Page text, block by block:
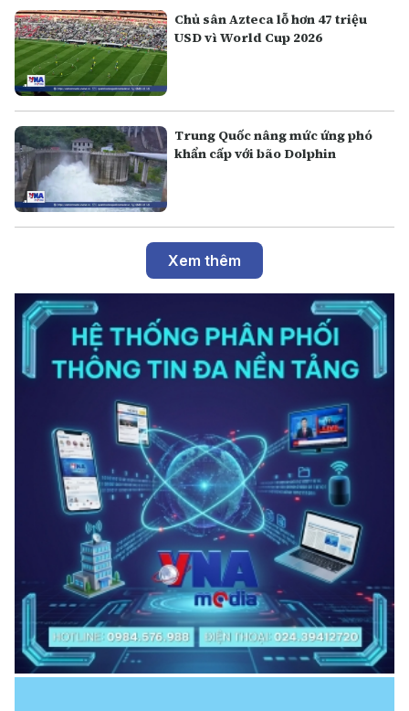
Chủ sân Azteca lỗ hơn 47 triệu
USD vì World Cup 2026
Trung Quốc nâng mức ứng phó
khẩn cấp với bão Dolphin
Xem thêm